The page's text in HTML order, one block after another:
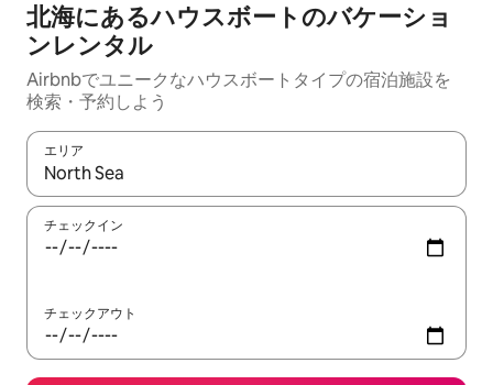
北海にあるハウスボートのバケーショ
ンレンタル
Airbnbでユニークなハウスボートタイプの宿泊施設を
検索・予約しよう
エリア
検索結果が表示されたら、上下の矢印キーを使って移動するか
チェックイン
チェックアウト